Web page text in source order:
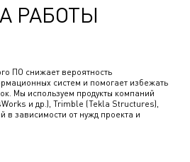
РАБОТЫ
ПО снижает вероятность
систем и помогает избежать
Мы используем продукты компаний
и др.), Trimble (Tekla Structures),
в зависимости от нужд проекта и